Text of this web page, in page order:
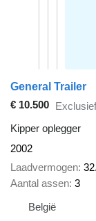
General Trailer
€ 10.500
Kipper oplegger
2002
Laadvermogen
Aantal assen 3
België